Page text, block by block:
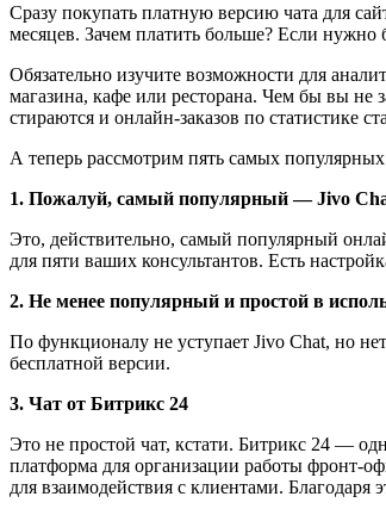
Сразу покупать платную версию чата для
месяцев. Зачем платить больше? Если нужно
Обязательно изучите возможности для
магазина, кафе или ресторана. Чем бы вы не
стираются и онлайн-заказов по статистике
А теперь рассмотрим пять самых
1. Пожалуй, самый популярный ― Jivo
Это, действительно, самый популярный
для пяти ваших консультантов. Есть
2. Не менее популярный и простой в
По функционалу не уступает Jivo Chat, но
бесплатной версии.
3. Чат от Битрикс 24
Это не простой чат, кстати. Битрикс 24 ―
платформа для организации работы фронт-
для взаимодействия с клиентами.